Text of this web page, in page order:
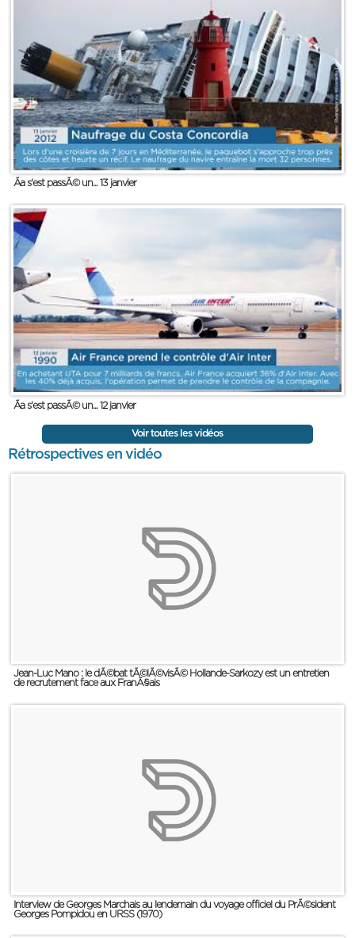
Ãa s'est passÃ© un... 13 janvier
Ãa s'est passÃ© un... 12 janvier
Voir toutes les vidéos
Rétrospectives en vidéo
Jean-Luc Mano : le dÃ©bat tÃ©lÃ©visÃ© Hollande-Sarkozy est un entretien
de recrutement face aux FranÃ§ais
Interview de Georges Marchais au lendemain du voyage officiel du PrÃ©sident
Georges Pompidou en URSS (1970)